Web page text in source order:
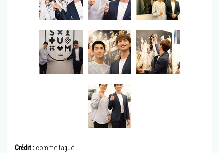
Crédit : comme tagué